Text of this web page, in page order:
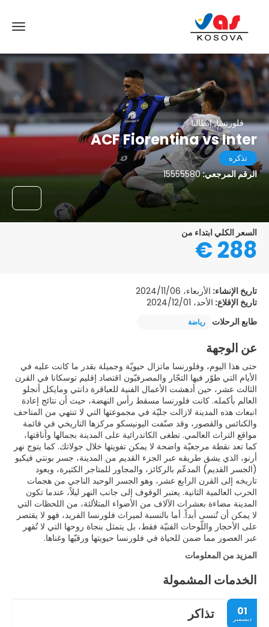
فلورنسا, إيطاليا
ACF Fiorentina vs Inter
تذكره
الرقم المرجعي:15555580
السعر الكلي ابتداء من
288 €
تاريخ الإنشاء: الأربعاء، 2024/11/06
تاريخ الإقلاع: الأحد، 2024/12/01
طابع الرحلات
رياضة
عن الوجهة
حتى هذا اليوم، وفلورنسا ماتزال حيويّة وجميلة بقدر ما كانت عليه في
الأيام التي طوّر فيها التجّار والمصرفيّون اقتصاد إقليم توسكانا في القرن
الثالث عشر، حين أدهشت الأعمال الفنية للعباقرة دانتي ومايكل أنجلو
العالم بأكمله. كانت فلورنسا مسقط رأس النهضة، حيث أن نتائج إعادة
انبعاث هذه المدينة لازالت جليّة في مجموعتها التي لا تنتهي من المتاحف
والكنائس والقصور، وقد صنّفت اليونيسكو مركزها التاريخي في قائمة
مواقع التراث العالمي. تطغى الكاتدرائية على المدينة بجمالها وأناقتها،
كما تعد نقطة مرجعيّة واضحة لا يمكن تفويتها خلال جولاتك. كما يتوج نهر
أرنو، الذي يشق طريقه عبر الجزء القديم من المدينة، جسر بونتي فيكيو
(الجسر القديم) المدعّم بالركائز، والمجاور للمتاجر الكثيرة، ويعود
تاريخه إلى القرن الرابع عشر، وهو الجسر الوحيد الناجي من هجمات
الحرب العالمية الثانية. يعتبر الوقوف إلى جانب النهر ليلاً، عندما تكون
المدينة مضاءة بعشرات الآلاف من الأضواء المتلألئة، من اللحظات التي
لا يمكن أن تُنسى أبداً. أما بالنسبة لميراث فلورنسا الفريد، فهو لا يقتصر
على الأحجار واللّوحات الفنيّة فقط، بل يتمثل بنجاة روحها التي لا تُقهر
عبر العصور مما ضمن للحياة في فلورنسا حيويتها ورقيّها وغناها.
المزيد من المعلومات
الخدمات المشمولة
01
ديسمبر تذاكر